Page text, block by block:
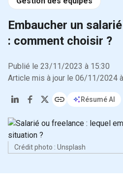
Embaucher un
: comment choisir ?
Publié le 23/11/2023 à 15:30
Article mis à jour le 06/11/2024 à
Résumé AI
Crédit photo : Unsplash